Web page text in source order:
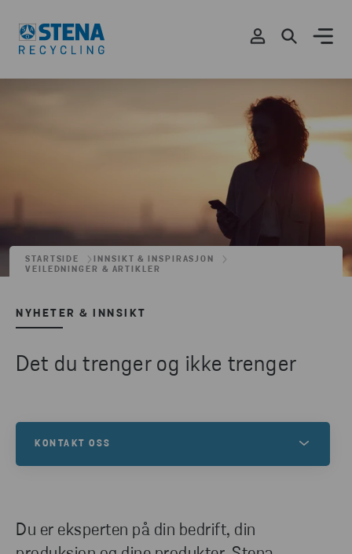
STARTSIDE
INNSIKT & INSPIRASJON
VEILEDNINGER & ARTIKLER
NYHETER & INNSIKT
Det du trenger og ikke trenger
Du er eksperten på din bedrift, din
KONTAKT OSS
gjenvinningsbehov.